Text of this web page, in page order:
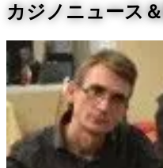
カジノニュース